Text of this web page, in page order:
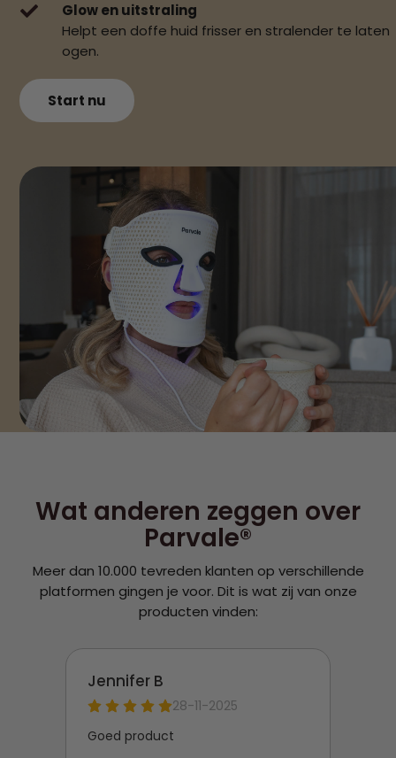

Glow en uitstraling
Helpt een doffe huid frisser en stralender te laten
ogen.
Start nu
Wat anderen zeggen over
Parvale®
Meer dan 10.000 tevreden klanten op verschillende
platformen gingen je voor. Dit is wat zij van onze
producten vinden: